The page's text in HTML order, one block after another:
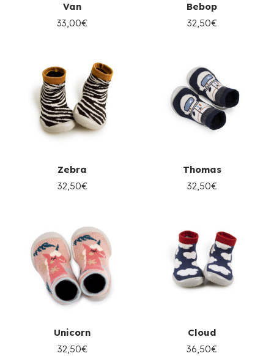
Van
33,00€
Bebop
32,50€
Zebra
32,50€
Thomas
32,50€
Unicorn
32,50€
Cloud
36,50€